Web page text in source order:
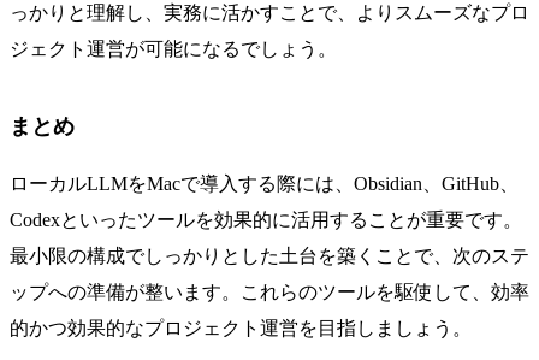
っかりと理解し、実務に活かすことで、よりスムーズなプロ
ジェクト運営が可能になるでしょう。
まとめ
ローカルLLMをMacで導入する際には、Obsidian、GitHub、
Codexといったツールを効果的に活用することが重要です。
最小限の構成でしっかりとした土台を築くことで、次のステ
ップへの準備が整います。これらのツールを駆使して、効率
的かつ効果的なプロジェクト運営を目指しましょう。